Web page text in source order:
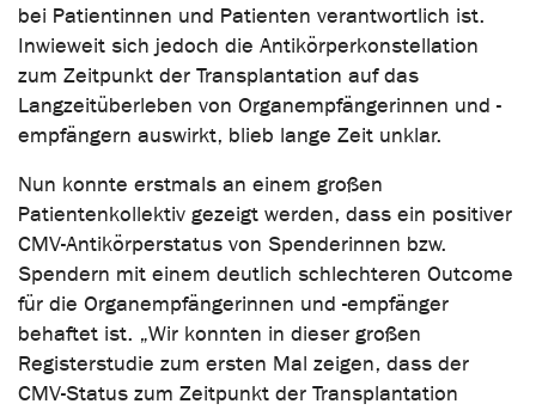
bei Patientinnen und Patienten verantwortlich ist.
Inwieweit sich jedoch die Antikörperkonstellation
zum Zeitpunkt der Transplantation auf das
Langzeitüberleben von Organempfängerinnen und -
empfängern auswirkt, blieb lange Zeit unklar.
Nun konnte erstmals an einem großen
Patientenkollektiv gezeigt werden, dass ein positiver
CMV-Antikörperstatus von Spenderinnen bzw.
Spendern mit einem deutlich schlechteren Outcome
für die Organempfängerinnen und -empfänger
behaftet ist. „Wir konnten in dieser großen
Registerstudie zum ersten Mal zeigen, dass der
CMV-Status zum Zeitpunkt der Transplantation